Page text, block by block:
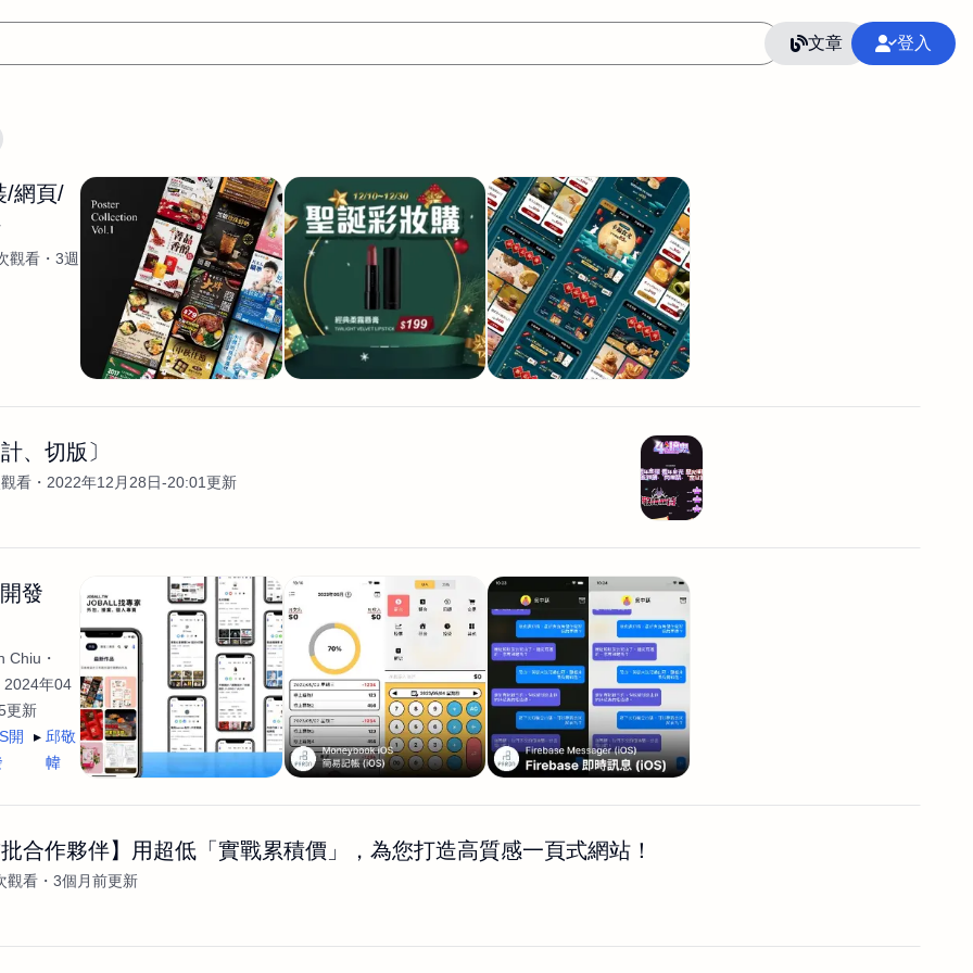
文章 登入
AI應用 AI 網頁設計 軟體開發 網站架設網頁製作 語言 整合行銷公關
平面設計師 AI影片製作 P圖改圖修圖 廣告操作 SEO CRM GoogleAnalytics
程式
商業攝影 廣告行銷服務 室內設計 網站開發 接案 照片後製修圖
WordPress網站架設與網站維護救援
生產設計 SCI醫學論文寫作投稿 Flutter
視覺設計 自我介紹 業務外包 設計建模渲染 Solidworks 插畫
電商自媒體平面設計 長篇文案短 影片製作 長篇文案 設計 動畫製作 服務項目
/網頁/
觀看 3週
、切版〕
看 2022年12月28日-20:01更新
發
Chiu
2024年04
更新
開
邱敬
幃
合作夥伴】用超低「實戰累積價」，為您打造高質感一頁式網站！
觀看 3個月前更新